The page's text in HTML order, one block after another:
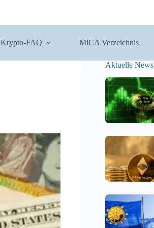
Krypto-FAQ MiCA Verzeichnis
Aktuelle News